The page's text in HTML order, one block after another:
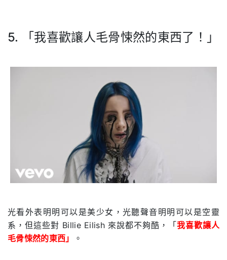
5. 「我喜歡讓人毛骨悚然的東西了！」
光看外表明明可以是美少女，光聽聲音明明可以是空靈
系，但這些對 Billie Eilish 來說都不夠酷，「我喜歡讓人
毛骨悚然的東西」
。